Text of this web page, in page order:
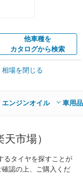
他車種を
カタログから検索
クルマを高額売却
楽天Car車検で
相場を閉じる
エンジンオイル 車用品
市場）
るタイヤを探すことが
認の上、ご購入くだ